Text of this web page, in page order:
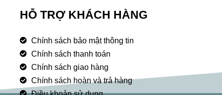
e
b
o
k
t
u
e
e
l
p
e
HỖ TRỢ KHÁCH HÀNG
Chính sách bảo mật thông tin
Chính sách thanh toán
Chính sách giao hàng
Chính sách hoàn và trả hàng